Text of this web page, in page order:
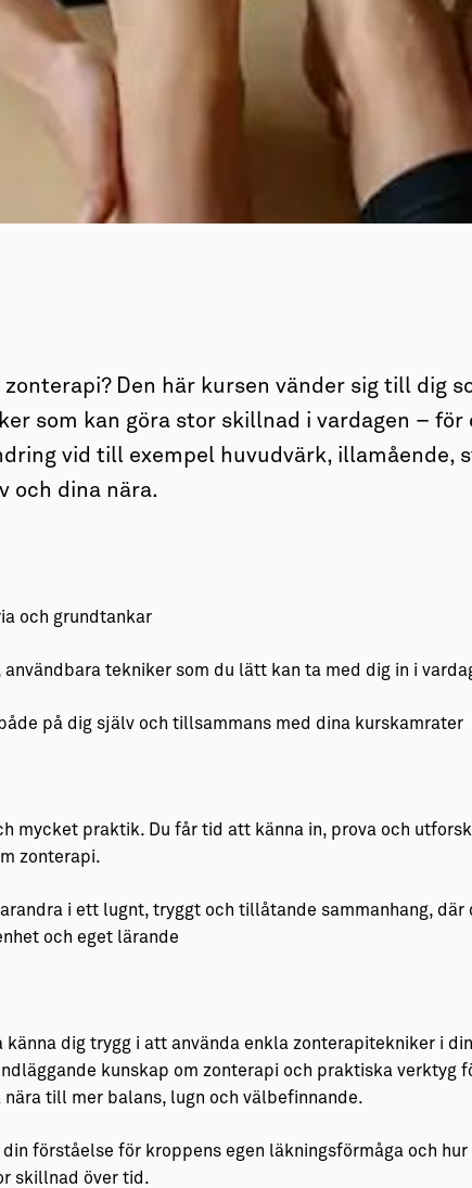
Den här kursen vänder sig till dig
som kan göra stor skillnad i vardagen – för
vid till exempel huvudvärk, illamående,
och dina nära.
och grundtankar
användbara tekniker som du lätt kan ta med dig in i
på dig själv och tillsammans med dina kurskamrater
mycket praktik. Du får tid att känna in, prova och
zonterapi.
i ett lugnt, tryggt och tillåtande sammanhang, där
och eget lärande
känna dig trygg i att använda enkla zonterapitekniker i din
kunskap om zonterapi och praktiska verktyg
till mer balans, lugn och välbefinnande.
förståelse för kroppens egen läkningsförmåga och hur
skillnad över tid.